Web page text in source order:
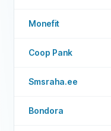
Soovitatud ettevõte
Monefit
Coop Pank
Smsraha.ee
Bondora